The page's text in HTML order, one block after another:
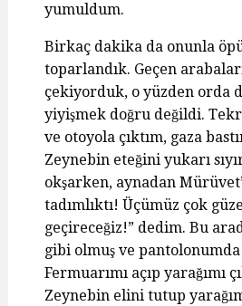
yumuldum.
Birkaç dakika da onunla
toparlandık. Geçen
çekiyorduk, o yüzden orda
yiyişmek doğru değildi.
ve otoyola çıktım, gaza
Zeynebin eteğini yukarı
okşarken, aynadan
tadımlıktı! Üçümüz çok
geçireceğiz!” dedim. Bu
gibi olmuş ve pantolonumda
Fermuarımı açıp yarağımı
Zeynebin elini tutup